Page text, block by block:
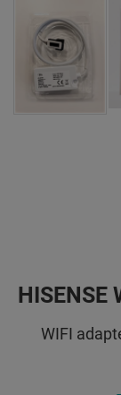
HISENSE
WIFI